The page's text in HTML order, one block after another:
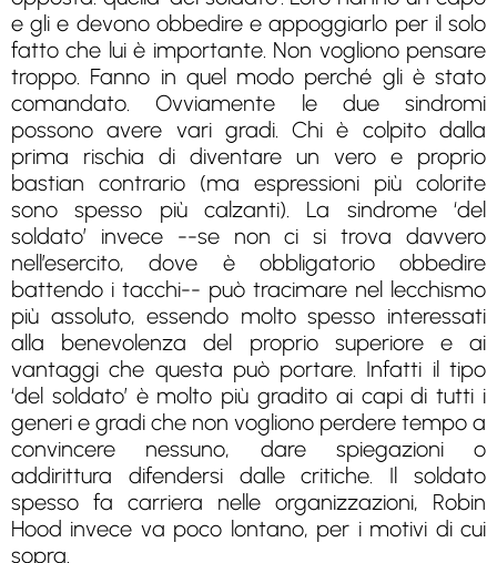
e gli e devono obbedire e appoggiarlo per il solo
fatto che lui è importante. Non vogliono pensare
troppo. Fanno in quel modo perché gli è stato
comandato. Ovviamente le due sindromi
possono avere vari gradi. Chi è colpito dalla
prima rischia di diventare un vero e proprio
bastian contrario (ma espressioni più colorite
sono spesso più calzanti). La sindrome ‘del
soldato’ invece --se non ci si trova davvero
nell’esercito, dove è obbligatorio obbedire
battendo i tacchi-- può tracimare nel lecchismo
più assoluto, essendo molto spesso interessati
alla benevolenza del proprio superiore e ai
vantaggi che questa può portare. Infatti il tipo
‘del soldato’ è molto più gradito ai capi di tutti i
generi e gradi che non vogliono perdere tempo a
convincere nessuno, dare spiegazioni o
addirittura difendersi dalle critiche. Il soldato
spesso fa carriera nelle organizzazioni, Robin
Hood invece va poco lontano, per i motivi di cui
sopra.